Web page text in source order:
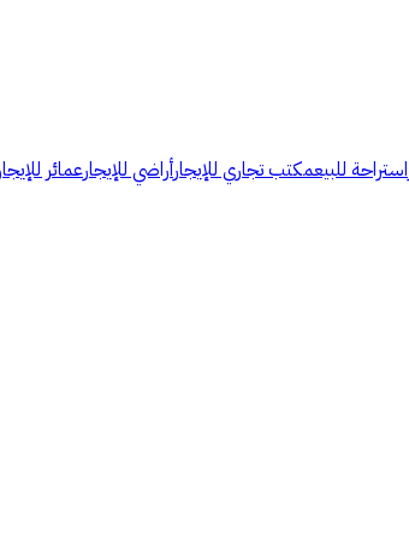
استراحة للبيعمكتب تجاري للإيجارأراضي للإيجارعمائر للإيجار